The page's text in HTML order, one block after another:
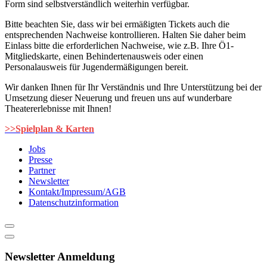
Form sind selbstverständlich weiterhin verfügbar.
Bitte beachten Sie, dass wir bei ermäßigten Tickets auch die
entsprechenden Nachweise kontrollieren. Halten Sie daher beim
Einlass bitte die erforderlichen Nachweise, wie z.B. Ihre Ö1-
Mitgliedskarte, einen Behindertenausweis oder einen
Personalausweis für Jugendermäßigungen bereit.
Wir danken Ihnen für Ihr Verständnis und Ihre Unterstützung bei der
Umsetzung dieser Neuerung und freuen uns auf wunderbare
Theatererlebnisse mit Ihnen!
>>Spielplan & Karten
Jobs
Presse
Partner
Newsletter
Kontakt/Impressum/AGB
Datenschutzinformation
Newsletter Anmeldung